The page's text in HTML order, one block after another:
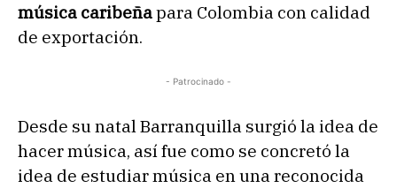
música caribeñapara Colombia con calidad
de exportación.
- Patrocinado -
Desde su natal Barranquilla surgió la idea de
hacer música, así fue como se concretó la
idea de estudiar música en una reconocida